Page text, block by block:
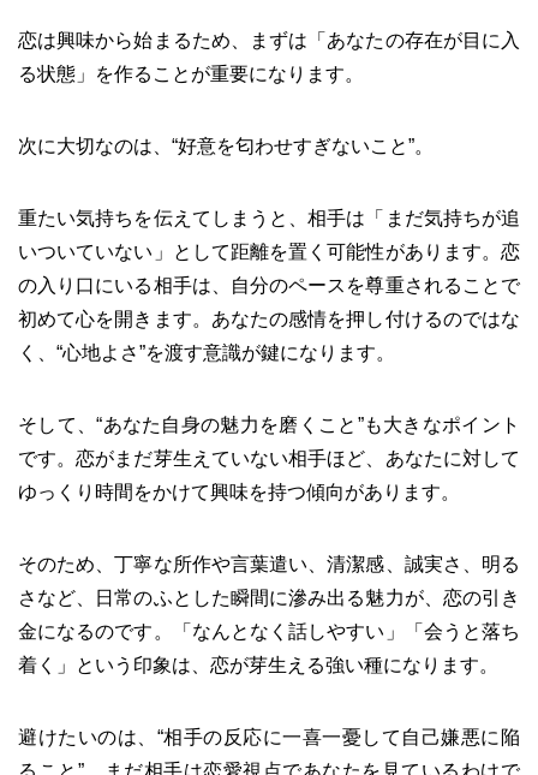
恋は興味から始まるため、まずは「あなたの存在が目に入
る状態」を作ることが重要になります。
次に大切なのは、“好意を匂わせすぎないこと”。
重たい気持ちを伝えてしまうと、相手は「まだ気持ちが追
いついていない」として距離を置く可能性があります。恋
の入り口にいる相手は、自分のペースを尊重されることで
初めて心を開きます。あなたの感情を押し付けるのではな
く、“心地よさ”を渡す意識が鍵になります。
そして、“あなた自身の魅力を磨くこと”も大きなポイント
です。恋がまだ芽生えていない相手ほど、あなたに対して
ゆっくり時間をかけて興味を持つ傾向があります。
そのため、丁寧な所作や言葉遣い、清潔感、誠実さ、明る
さなど、日常のふとした瞬間に滲み出る魅力が、恋の引き
金になるのです。「なんとなく話しやすい」「会うと落ち
着く」という印象は、恋が芽生える強い種になります。
避けたいのは、“相手の反応に一喜一憂して自己嫌悪に陥
ること”。まだ相手は恋愛視点であなたを見ているわけで